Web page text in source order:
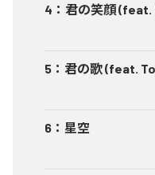
4 ： 君の笑顔 (feat.
5 ： 君の歌 (feat.
6 ： 星空